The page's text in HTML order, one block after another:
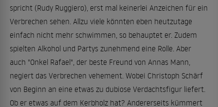
spricht (Rudy Ruggiero), erst mal keinerlei Anzeichen für ein
Verbrechen sehen. Allzu viele könnten eben heutzutage
einfach nicht mehr schwimmen, so behauptet er. Zudem
spielten Alkohol und Partys zunehmend eine Rolle. Aber
auch "Onkel Rafael", der beste Freund von Annas Mann,
negiert das Verbrechen vehement. Wobei Christoph Schärf
von Beginn an eine etwas zu dubiose Verdachtsfigur liefert.
Ob er etwas auf dem Kerbholz hat? Andererseits kümmert